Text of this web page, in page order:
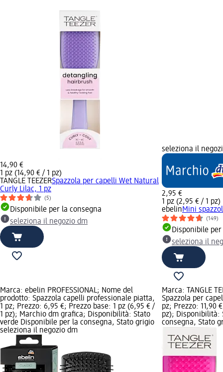
14,90 €
1 pz (14,90 € / 1 pz)
TANGLE TEEZERSpazzola per capelli Wet Natural
Curly Lilac, 1 pz
(5)
Disponibile per la consegna
seleziona il negozio dm
seleziona il
2,95 €
1 pz (2,95 € / 1 pz)
ebelinMini
(149)
Disponibile
seleziona il
Marca: ebelin PROFESSIONAL; Nome del
prodotto: Spazzola capelli professionale piatta,
1 pz; Prezzo: 6,95 €; Prezzo base: 1 pz (6,95 € /
1 pz); Marchio dm grafica; Disponibilità: Stato
verde Disponibile per la consegna, Stato grigio
seleziona il negozio dm
Marca: TANGLE
Spazzola per
pz; Prezzo: 11,90
pz); Disponibilità:
consegna, Stato